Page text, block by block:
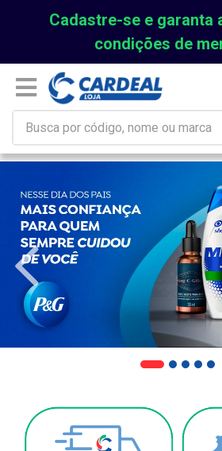
Cadastre-se e garanta
condições de